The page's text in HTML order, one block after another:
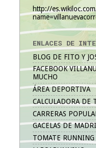
http://
ENLACES DE
BLOG DE FITO Y
FACEBOOK
MUCHO
ÁREA DEPORTIVA
CALCULADORA DE
CARRERAS
GACELAS DE
TOMATE RUNNING